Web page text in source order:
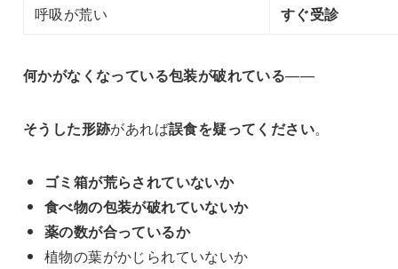
呼吸が荒い
すぐ受診
何かがなくなっている包装が破れている——
そうした形跡があれば誤食を疑ってください。
ゴミ箱が荒らされていないか
食べ物の包装が破れていないか
薬の数が合っているか
植物の葉がかじられていないか